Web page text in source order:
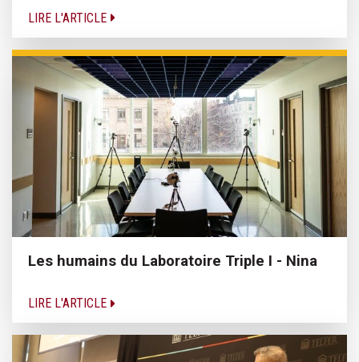
LIRE L'ARTICLE
Les humains du Laboratoire Triple I - Nina
LIRE L'ARTICLE